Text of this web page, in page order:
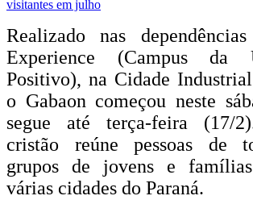
visitantes em julho
Realizado nas
Experience (Campus da
Positivo), na Cidade
o Gabaon começou neste
segue até terça-feira (17/
cristão reúne pessoas de
grupos de jovens e
várias cidades do Paraná.